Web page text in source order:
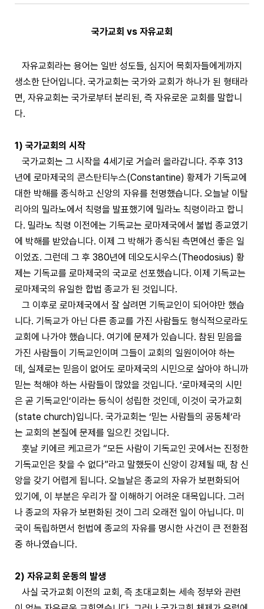
국가교회 vs 자유교회
자유교회라는 용어는 일반 성도들, 심지어 목회자들에게까지
생소한 단어입니다. 국가교회는 국가와 교회가 하나가 된 형태라
면, 자유교회는 국가로부터 분리된, 즉 자유로운 교회를 말합니
다.
1) 국가교회의 시작
국가교회는 그 시작을 4세기로 거슬러 올라갑니다. 주후 313
년에 로마제국의 콘스탄티누스(Constantine) 황제가 기독교에
대한 박해를 종식하고 신앙의 자유를 천명했습니다. 오늘날 이탈
리아의 밀라노에서 칙령을 발표했기에 밀라노 칙령이라고 합니
다. 밀라노 칙령 이전에는 기독교는 로마제국에서 불법 종교였기
에 박해를 받았습니다. 이제 그 박해가 종식된 측면에선 좋은 일
이었죠. 그런데 그 후 380년에 데오도시우스(Theodosius) 황
제는 기독교를 로마제국의 국교로 선포했습니다. 이제 기독교는
로마제국의 유일한 합법 종교가 된 것입니다.
그 이후로 로마제국에서 잘 살려면 기독교인이 되어야만 했습
니다. 기독교가 아닌 다른 종교를 가진 사람들도 형식적으로라도
교회에 나가야 했습니다. 여기에 문제가 있습니다. 참된 믿음을
가진 사람들이 기독교인이며 그들이 교회의 일원이어야 하는
데, 실제로는 믿음이 없어도 로마제국의 시민으로 살아야 하니까
믿는 척해야 하는 사람들이 많았을 것입니다. ‘로마제국의 시민
은 곧 기독교인’이라는 등식이 성립한 것인데, 이것이 국가교회
(state church)입니다. 국가교회는 ‘믿는 사람들의 공동체’라
는 교회의 본질에 문제를 일으킨 것입니다.
훗날 키에르 케고르가 “모든 사람이 기독교인 곳에서는 진정한
기독교인은 찾을 수 없다”라고 말했듯이 신앙이 강제될 때, 참 신
앙을 갖기 어렵게 됩니다. 오늘날은 종교의 자유가 보편화되어
있기에, 이 부분은 우리가 잘 이해하기 어려운 대목입니다. 그러
나 종교의 자유가 보편화된 것이 그리 오래전 일이 아닙니다. 미
국이 독립하면서 헌법에 종교의 자유를 명시한 사건이 큰 전환점
중 하나였습니다.
2) 자유교회 운동의 발생
사실 국가교회 이전의 교회, 즉 초대교회는 세속 정부와 관련